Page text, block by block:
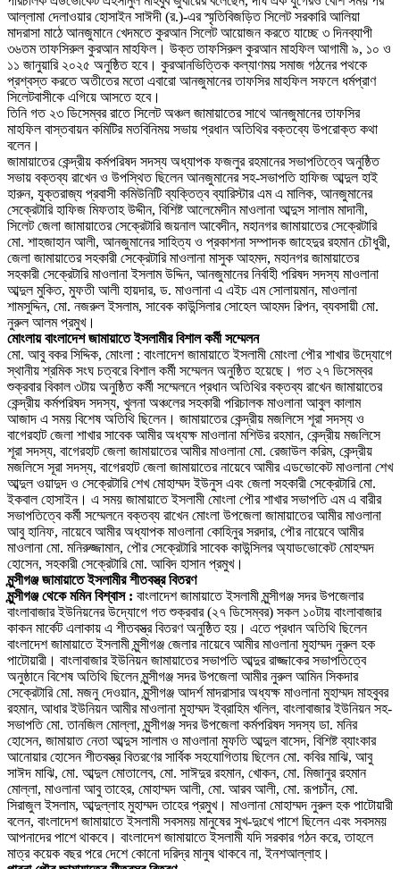
আল্লামা দেলাওয়ার হোসাইন সাঈদী (র.)-এর স্মৃতিবিজড়িত সিলেট সরকারি আলিয়া
মাদরাসা মাঠে আনজুমানে খেদমতে কুরআন সিলেট আয়োজন করতে যাচ্ছে ৩ দিনব্যাপী
৩৬তম তাফসিরুল কুরআন মাহফিল। উক্ত তাফসিরুল কুরআন মাহফিল আগামী ৯, ১০ ও
১১ জানুয়ারি ২০২৫ অনুষ্ঠিত হবে। কুরআনভিত্তিক কল্যাণময় সমাজ গঠনের পথকে
প্রশ্বস্ত করতে অতীতের মতো এবারো আনজুমানের তাফসির মাহফিল সফলে ধর্মপ্রাণ
সিলেটবাসীকে এগিয়ে আসতে হবে।
তিনি গত ২৩ ডিসেম্বর রাতে সিলেট অঞ্চল জামায়াতের সাথে আনজুমানের তাফসির
মাহফিল বাস্তবায়ন কমিটির মতবিনিময় সভায় প্রধান অতিথির বক্তব্যে উপরোক্ত কথা
বলেন।
জামায়াতের কেন্দ্রীয় কর্মপরিষদ সদস্য অধ্যাপক ফজলুর রহমানের সভাপতিত্বে অনুষ্ঠিত
সভায় বক্তব্য রাখেন ও উপস্থিত ছিলেন আনজুমানের সহ-সভাপতি হাফিজ আব্দুল হাই
হারুন, যুক্তরাজ্য প্রবাসী কমিউনিটি ব্যক্তিত্ব ব্যারিস্টার এম এ মালিক, আনজুমানের
সেক্রেটারি হাফিজ মিফতাহ উদ্দীন, বিশিষ্ট আলেমেদীন মাওলানা আব্দুস সালাম মাদানী,
সিলেট জেলা জামায়াতের সেক্রেটারি জয়নাল আবেদীন, মহানগর জামায়াতের সেক্রেটারি
মো. শাহজাহান আলী, আনজুমানের সাহিত্য ও প্রকাশনা সম্পাদক জাহেদুর রহমান চৌধুরী,
জেলা জামায়াতের সহকারী সেক্রেটারি মাওলানা মাসুক আহমদ, মহানগর জামায়াতের
সহকারী সেক্রেটারি মাওলানা ইসলাম উদ্দিন, আনজুমানের নির্বাহী পরিষদ সদস্য মাওলানা
আব্দুল মুকিত, মুফতী আলী হায়দার, ড. মাওলানা এ এইচ এম সোলায়মান, মাওলানা
শামসুদ্দিন, মো. নজরুল ইসলাম, সাবেক কাউন্সিলার সোহেল আহমদ রিপন, ব্যবসায়ী মো.
নুরুল আলম প্রমুখ।
মোংলায় বাংলাদেশ জামায়াতে ইসলামীর বিশাল কর্মী সম্মেলন
মো. আবু বকর সিদ্দিক, মোংলা : বাংলাদেশ জামায়াতে ইসলামী মোংলা পৌর শাখার উদ্যোগে
স্থানীয় শ্রমিক সংঘ চত্বরে বিশাল কর্মী সম্মেলন অনুষ্ঠিত হয়েছে। গত ২৭ ডিসেম্বর
শুক্রবার বিকাল ৩টায় অনুষ্ঠিত কর্মী সম্মেলনে প্রধান অতিথির বক্তব্য রাখেন জামায়াতের
কেন্দ্রীয় কর্মপরিষদ সদস্য, খুলনা অঞ্চলের সহকারী পরিচালক মাওলানা আবুল কালাম
আজাদ এ সময় বিশেষ অতিথি ছিলেন। জামায়াতের কেন্দ্রীয় মজলিসে শূরা সদস্য ও
বাগেরহাট জেলা শাখার সাবেক আমীর অধ্যক্ষ মাওলানা মশিউর রহমান, কেন্দ্রীয় মজলিসে
শূরা সদস্য, বাগেরহাট জেলা জামায়াতের আমীর মাওলানা মো. রেজাউল করিম, কেন্দ্রীয়
মজলিসে সূরা সদস্য, বাগেরহাট জেলা জামায়াতের নায়েবে আমীর এডভোকেট মাওলানা শেখ
আব্দুল ওয়াদুদ ও সেক্রেটারি শেখ মোহাম্মদ ইউনুস এবং জেলা সহকারী সেক্রেটারি মো.
ইকবাল হোসাইন। এ সময় জামায়াতে ইসলামী মোংলা পৌর শাখার সভাপতি এম এ বারীর
সভাপতিত্বে কর্মী সম্মেলনে বক্তব্য রাখেন মোংলা উপজেলা জামায়াতের আমীর মাওলানা
আবু হানিফ, নায়েবে আমীর অধ্যাপক মাওলানা কোহিনুর সরদার, পৌর নায়েবে আমীর
মাওলানা মো. মনিরুজ্জামান, পৌর সেক্রেটারি সাবেক কাউন্সিলর অ্যাডভোকেট মোহম্মদ
হোসেন, সহকারী সেক্রেটারি মো. আবিদ হাসান প্রমুখ।
মুন্সীগঞ্জ জামায়াতে ইসলামীর শীতবস্ত্র বিতরণ
মুন্সীগঞ্জ থেকে মমিন বিশ্বাস : বাংলাদেশ জামায়াতে ইসলামী মুন্সীগঞ্জ সদর উপজেলার
বাংলাবাজার ইউনিয়নের উদ্যোগে গত শুক্রবার (২৭ ডিসেম্বর) সকল ১০টায় বাংলাবাজার
কাকন মার্কেট এলাকায় এ শীতবস্ত্র বিতরণ অনুষ্ঠিত হয়। এতে প্রধান অতিথি ছিলেন
বাংলাদেশ জামায়াতে ইসলামী মুন্সীগঞ্জ জেলার নায়েবে আমীর মাওলানা মুহাম্মদ নুরুল হক
পাটোয়ারী। বাংলাবাজার ইউনিয়ন জামায়াতের সভাপতি আব্দুর রাজ্জাকের সভাপতিত্বে
অনুষ্ঠানে বিশেষ অতিথি ছিলেন মুন্সীগঞ্জ সদর উপজেলা আমীর নুরুল আমিন সিকদার
সেক্রেটারি মো. মজনু দেওয়ান, মুন্সীগঞ্জ আদর্শ মাদরাসার অধ্যক্ষ মাওলানা মুহাম্মদ মাহবুবর
রহমান, আধার ইউনিয়ন আমীর মাওলানা মুহাম্মদ ইব্রাহিম খলিল, বাংলাবাজার ইউনিয়ন সহ-
সভাপতি মো. তানজিল মোল্লা, মুন্সীগঞ্জ সদর উপজেলা কর্মপরিষদ সদস্য ডা. মনির
হোসেন, জামায়াত নেতা আব্দুস সালাম ও মাওলানা মুফতি আব্দুল বাসেদ, বিশিষ্ট ব্যাংকার
আনোয়ার হোসেন শীতবস্ত্র বিতরণের সার্বিক সহযোগিতায় ছিলেন মো. কবির মাঝি, আবু
সাঈদ মাঝি, মো. আব্দুল মোতালেব, মো. সাঈদুর রহমান, খোকন, মো. মিজানুর রহমান
মোল্লা, মাওলানা আবু তাহের, মোহাম্মদ আলী, মো. আরব আলী, মো. রূপচাঁন, মো.
সিরাজুল ইসলাম, আব্দুল্লাহ মুহাম্মদ তাহের প্রমুখ। মাওলানা মোহাম্মদ নুরুল হক পাটোয়ারী
বলেন, বাংলাদেশ জামায়াতে ইসলামী সবসময় মানুষের সুখ-দুঃখে পাশে ছিলেন এবং সবসময়
আপনাদের পাশে থাকবে। বাংলাদেশ জামায়াতে ইসলামী যদি সরকার গঠন করে, তাহলে
মাত্র কয়েক বছর পরে দেশে কোনো দরিদ্র মানুষ থাকবে না, ইনশআল্লাহ।